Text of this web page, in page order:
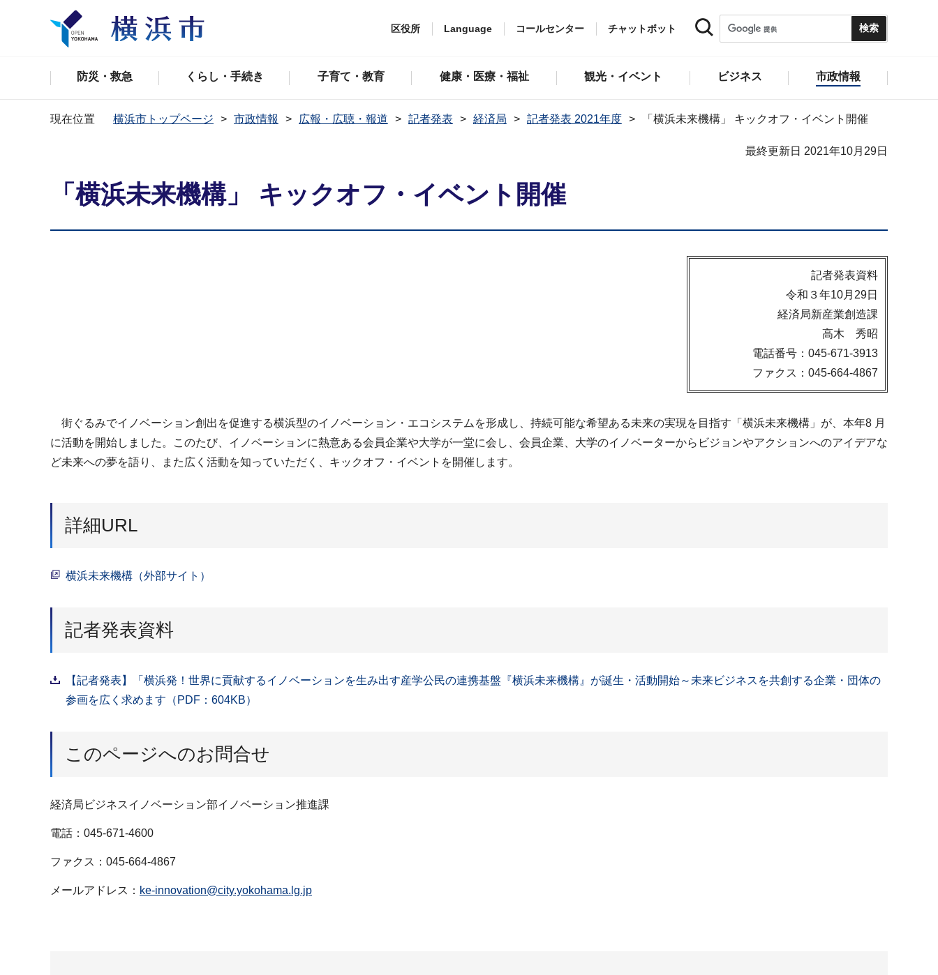
区役所 Language コールセンター チャットボット
防災・救急 くらし・手続き 子育て・教育 健康・医療・福祉 観光・イベント ビジネス 市政情報
現在位置 横浜市トップページ 市政情報 広報・広聴・報道 記者発表 経済局 記者発表 2021年度 「横浜未来機構」 キックオフ・イベント開催
最終更新日 2021年10月29日
「横浜未来機構」 キックオフ・イベント開催
記者発表資料
令和３年10月29日
経済局新産業創造課
高木 秀昭
電話番号：045-671-3913
ファクス：045-664-4867
街ぐるみでイノベーション創出を促進する横浜型のイノベーション・エコシステムを形成し、持続可能な希望ある未来の実現を目指す「横浜未来機構」が、本年8 月
に活動を開始しました。このたび、イノベーションに熱意ある会員企業や大学が一堂に会し、会員企業、大学のイノベーターからビジョンやアクションへのアイデアな
ど未来への夢を語り、また広く活動を知っていただく、キックオフ・イベントを開催します。
詳細URL
横浜未来機構（外部サイト）
記者発表資料
【記者発表】「横浜発！世界に貢献するイノベーションを生み出す産学公民の連携基盤『横浜未来機構』が誕生・活動開始～未来ビジネスを共創する企業・団体の
参画を広く求めます（PDF：604KB）
このページへのお問合せ
経済局ビジネスイノベーション部イノベーション推進課
電話：045-671-4600
ファクス：045-664-4867
メールアドレス： ke-innovation@city.yokohama.lg.jp